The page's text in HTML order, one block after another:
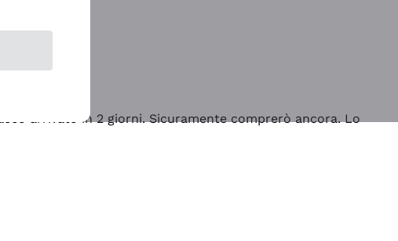
arrivato in 2 giorni. Sicuramente comprerò ancora. Lo